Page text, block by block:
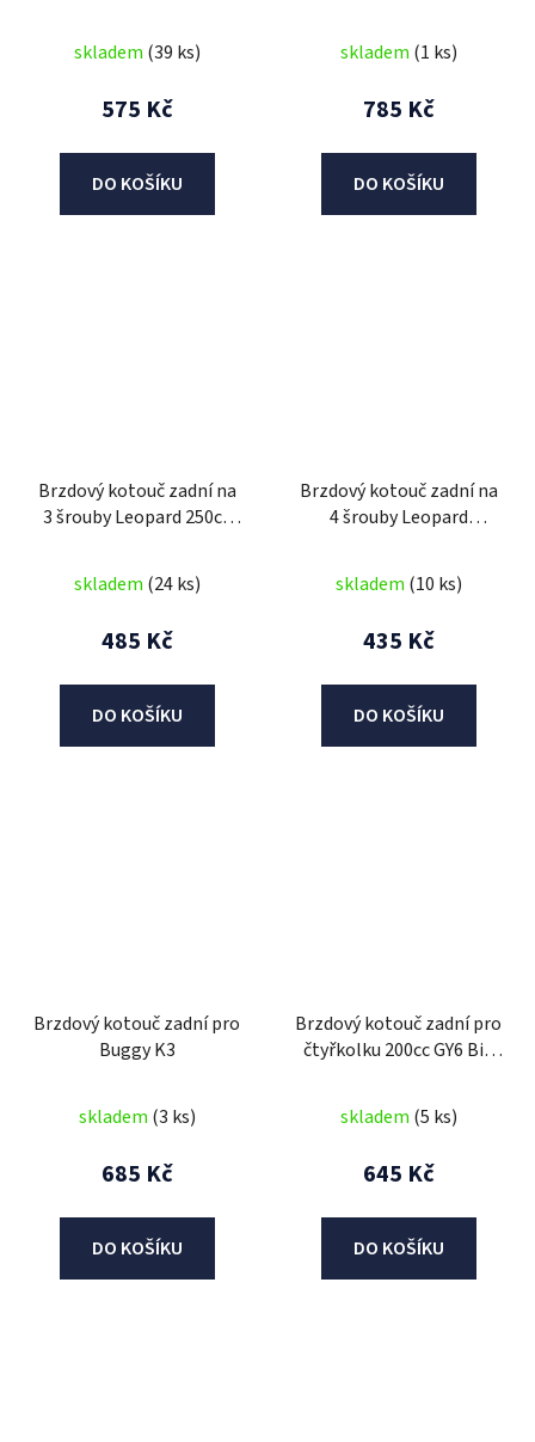
skladem (39 ks)
575 Kč
DO KOŠÍKU
skladem (1 ks)
785 Kč
DO KOŠÍKU
Brzdový kotouč zadní na
3 šrouby Leopard 250cc
skladem (24 ks)
485 Kč
DO KOŠÍKU
Brzdový kotouč zadní na
4 šrouby Leopard
skladem (10 ks)
435 Kč
DO KOŠÍKU
Brzdový kotouč zadní pro
Buggy K3
skladem (3 ks)
685 Kč
DO KOŠÍKU
Brzdový kotouč zadní pro
čtyřkolku 200cc GY6 Big
skladem (5 ks)
645 Kč
DO KOŠÍKU